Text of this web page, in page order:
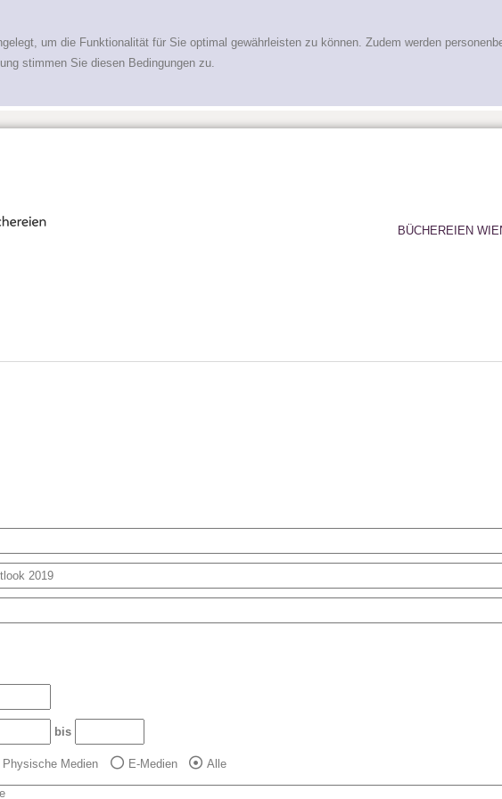
um die Funktionalität für Sie optimal gewährleisten zu können. Zudem werden
stimmen Sie diesen Bedingungen zu.
BÜCHEREIEN
bis
Physische Medien E-Medien Alle